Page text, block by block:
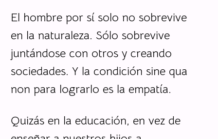
El hombre por sí solo no sobrevive
en la naturaleza. Sólo sobrevive
juntándose con otros y creando
sociedades. Y la condición sine qua
non para lograrlo es la empatía.
Quizás en la educación, en vez de